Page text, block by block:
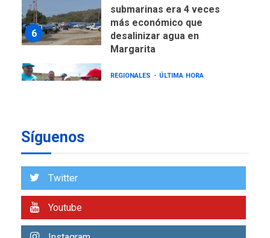
6
submarinas era 4 veces
más económico que
desalinizar agua en
Margarita
REGIONALES ÚLTIMA HORA
1
estados afectados por los
Síguenos
Twitter
Youtube